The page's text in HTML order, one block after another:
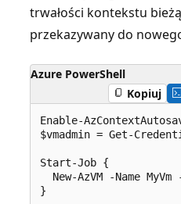
trwałości kontekstu
przekazywany do
Azure PowerShell
Kopiuj
Enable-
$vmadmin = Get-
Start-Job {
New-AzVM -Name MyVm